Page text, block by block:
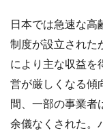
日本では急速な高
制度が設立された
により主な収益を
営が厳しくなる傾
間、一部の事業者
余儀なくされた。